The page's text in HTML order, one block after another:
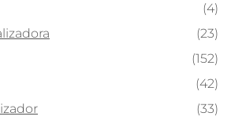
(4)
(23)
(152)
(42)
(33)